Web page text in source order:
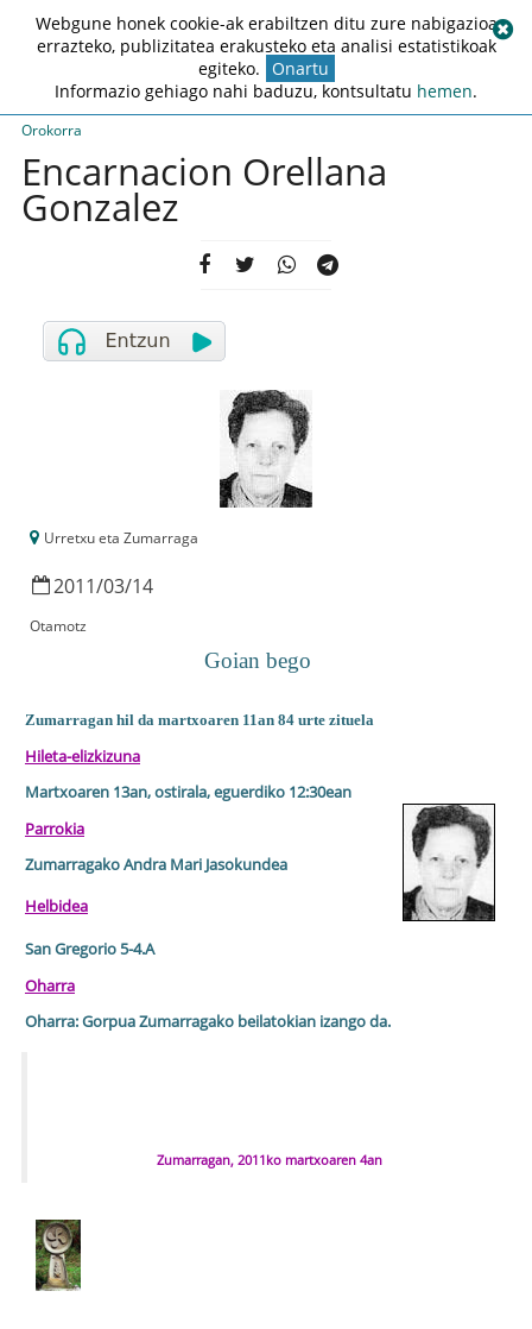
Orokorra
Encarnacion Orellana
Gonzalez
Urretxu eta Zumarraga
2011/03/14
Otamotz
Goian bego
Zumarragan hil da martxoaren 11an 84 urte zituela
Hileta-elizkizuna
Martxoaren 13an, ostirala, eguerdiko 12:30ean
Parrokia
Zumarragako Andra Mari Jasokundea
Helbidea
San Gregorio 5-4.A
Oharra
Oharra: Gorpua Zumarragako beilatokian izango da.
Zumarragan, 2011ko martxoaren 4an
Webgune honek cookie-ak erabiltzen ditu zure nabigazioa
errazteko, publizitatea erakusteko eta analisi estatistikoak
egiteko. Onartu
Informazio gehiago nahi baduzu, kontsultatu hemen.